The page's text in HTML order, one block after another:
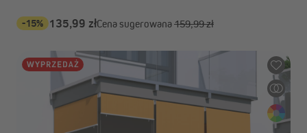
-15% 135,99 złCena sugerowana159,99 zł